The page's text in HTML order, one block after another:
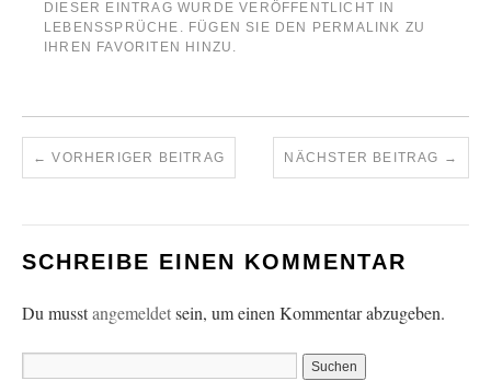
DIESER EINTRAG WURDE VERÖFFENTLICHT IN
LEBENSSPRÜCHE . FÜGEN SIE DEN PERMALINK ZU
IHREN FAVORITEN HINZU.
← VORHERIGER BEITRAG NÄCHSTER BEITRAG →
SCHREIBE EINEN KOMMENTAR
Du musstangemeldetsein, um einen Kommentar abzugeben.